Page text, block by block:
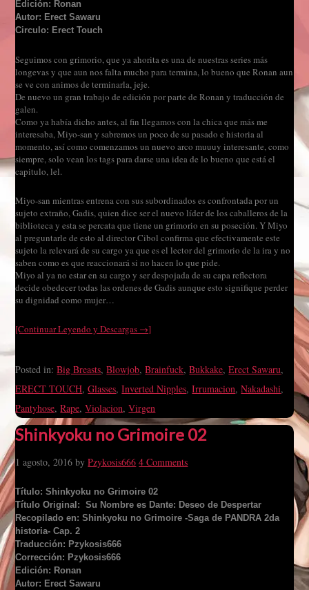
Edición: Ronan
Autor: Erect Sawaru
Circulo: Erect Touch
Seguimos con grimorio, que ya ahorita es una de nuestras series más
longevas y que aun nos falta mucho para termina, lo bueno que Ronan aun
se ve con animos de terminarla, jeje.
De nuevo un gran trabajo de edición por parte de Ronan y traducción de
galen.
Como ya había dicho antes, al fin llegamos con la chica que más me
interesaba, Miyo-san y sabremos un poco de su pasado e historia al
momento, así como comenzamos un nuevo arco muuuy interesante, como
siempre, solo vean los tags para darse una idea de lo bueno que está el
capitulo, lel.
Miyo-san mientras entrena con sus subordinados es confrontada por un
sujeto extraño, Gadis, quien dice ser el nuevo líder de los caballeros de la
biblioteca y esta se percata que tiene un grimorio en su poseción. Y Miyo
al preguntarle de esto al director Cibol confirma que efectivamente este
sujeto la relevará de su cargo ya que es el lector del grimorio de la ira y no
saben como es que reaccionará si no hacen lo que pide.
Miyo al ya no estar en su cargo y ser despojada de su capa reflectora
decide obedecer todas las ordenes de Gadis aunque esto signifique perder
su dignidad como mujer…
[Continuar Leyendo y Descargas →]
Posted in:Big Breasts,Blowjob,Brainfuck,Bukkake,Erect Sawaru,
ERECT TOUCH,Glasses,Inverted Nipples,Irrumacion,Nakadashi,
Pantyhose,Rape,Violacion,Virgen
Shinkyoku no Grimoire 02
1 agosto, 2016 byPzykosis666 4 Comments
Título: Shinkyoku no Grimoire 02
Título Original: Su Nombre es Dante: Deseo de Despertar
Recopilado en: Shinkyoku no Grimoire -Saga de PANDRA 2da
historia- Cap. 2
Traducción: Pzykosis666
Corrección: Pzykosis666
Edición: Ronan
Autor: Erect Sawaru